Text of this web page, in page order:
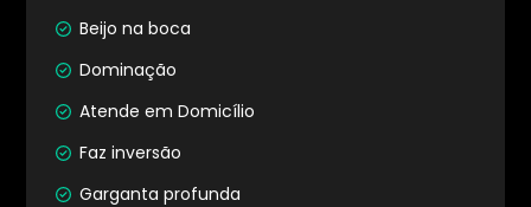
Beijo na boca
Dominação
Atende em Domicílio
Faz inversão
Garganta profunda